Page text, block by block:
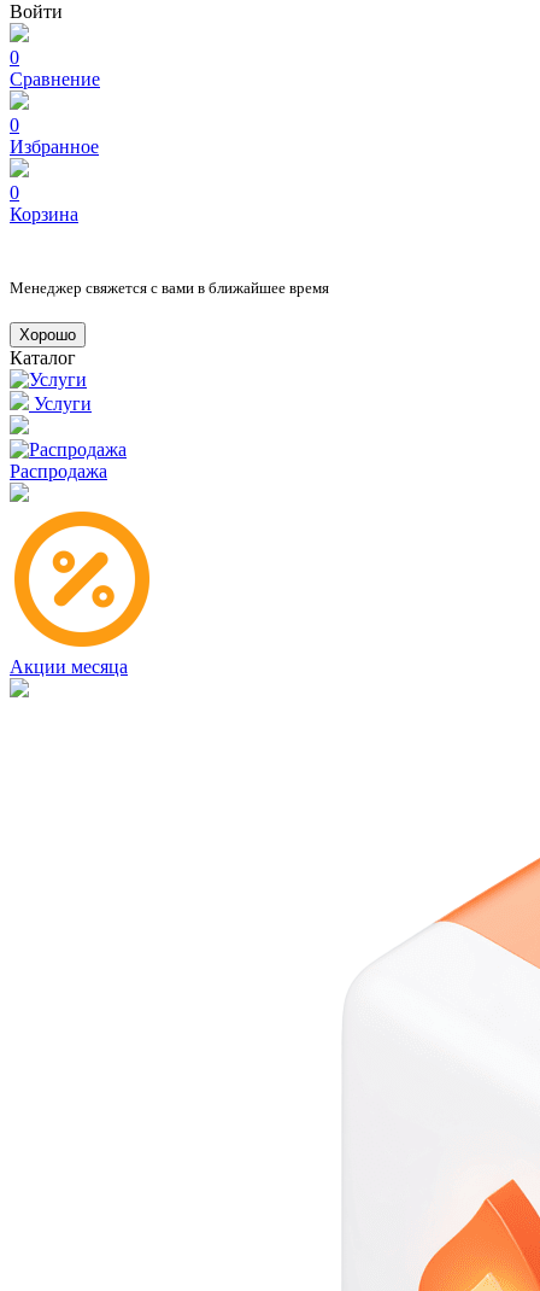
Войти
0
Сравнение
0
Избранное
0
Корзина
Менеджер свяжется с вами в ближайшее время
Хорошо
Каталог
Услуги
Распродажа
Акции месяца